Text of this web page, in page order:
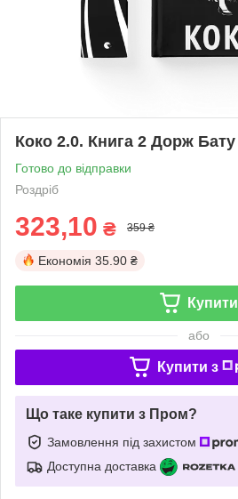
Коко 2.0. Книга 2 Дорж Бату
Готово до відправки
Роздріб
323,10 ₴ 359 ₴
Економія 35.90 ₴
Купити
або
Купити з
Що таке купити з Пром?
Замовлення під захистом
Доступна доставка